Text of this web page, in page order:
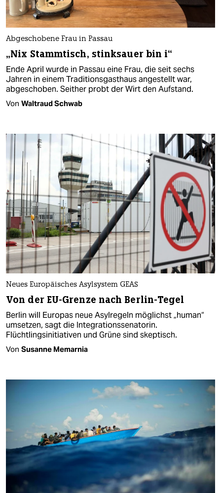
Abgeschobene Frau in Passau
„Nix Stammtisch, stinksauer bin i“
Ende April wurde in Passau eine Frau, die seit sechs
Jahren in einem Traditionsgasthaus angestellt war,
abgeschoben. Seither probt der Wirt den Aufstand.
Von Waltraud Schwab
Neues Europäisches Asylsystem GEAS
Von der EU-Grenze nach Berlin-Tegel
Berlin will Europas neue Asylregeln möglichst „human“
umsetzen, sagt die Integrationssenatorin.
Flüchtlingsinitiativen und Grüne sind skeptisch.
Von Susanne Memarnia